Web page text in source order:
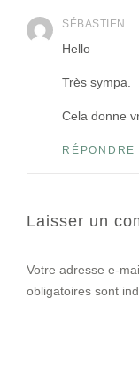
SÉBASTIEN
Hello
Très sympa.
Cela donne
RÉPONDRE
Laisser un
Votre adresse e-
obligatoires sont